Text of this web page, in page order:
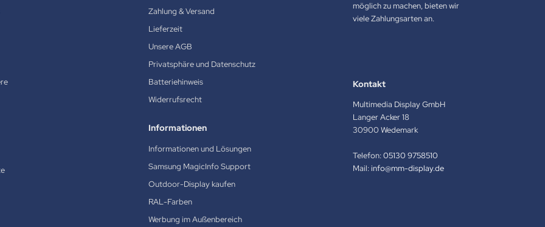
Zahlung & Versand
Lieferzeit
Unsere AGB
Privatsphäre und Datenschutz
Batteriehinweis
Widerrufsrecht
Informationen
Informationen und Lösungen
Samsung MagicInfo Support
Outdoor-Display kaufen
RAL-Farben
Werbung im Außenbereich
möglich zu machen, bieten wir
viele Zahlungsarten an.
Kontakt
Multimedia Display GmbH
Langer Acker 18
30900 Wedemark
Telefon:05130 9758510
Mail:info@mm-display.de